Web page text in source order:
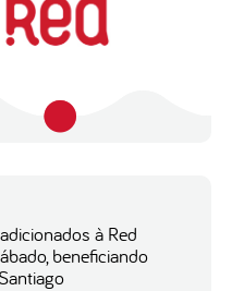
à Red
beneficiando